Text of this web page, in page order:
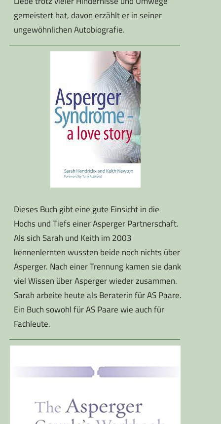
gemeistert hat, davon erzählt er in seiner
ungewöhnlichen Autobiografie.
Dieses Buch gibt eine gute Einsicht in die
Hochs und Tiefs einer Asperger Partnerschaft.
Als sich Sarah und Keith im 2003
kennenlernten wussten beide noch nichts über
Asperger. Nach einer Trennung kamen sie dank
viel Wissen über Asperger wieder zusammen.
Sarah arbeite heute als Beraterin für AS Paare.
Ein Buch sowohl für AS Paare wie auch für
Fachleute.